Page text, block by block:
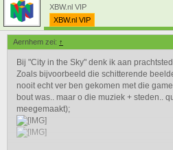
XBW.nl VIP
XBW.nl VIP
Aernhem zei: ↑
Bij "City in the Sky" denk ik aan
Zoals bijvoorbeeld die schitterende
nooit echt ver ben gekomen met die
bout was.. maar o die muziek + steden..
meegemaakt);